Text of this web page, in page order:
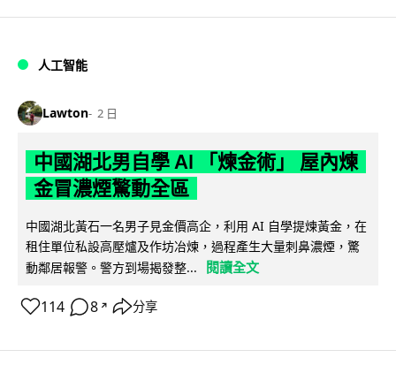
人工智能
Lawton 2 日
中國湖北男自學 AI 「煉金術」 屋內煉
金冒濃煙驚動全區
中國湖北黃石一名男子見金價高企，利用 AI 自學提煉黃金，在
租住單位私設高壓爐及作坊冶煉，過程產生大量刺鼻濃煙，驚
動鄰居報警。警方到場揭發整...
閱讀全文
114 8 ↗ 分享